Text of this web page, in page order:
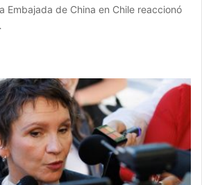
Embajada de China en Chile reaccionó